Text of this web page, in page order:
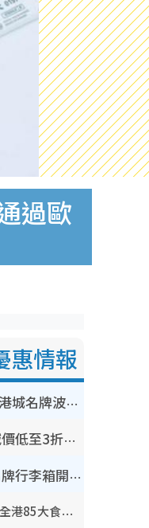
過歐
惠情報
開倉優惠 | 尖沙咀海港城名牌波鞋開倉低至1折！On鞋$899起／Joy&Peace鞋履$98起
CHANEL美妝限時減價低至3折！人氣粉底/唇膏/精華液低至$275！COCO香水都有平
開倉優惠｜尖沙咀名牌行李箱開倉低至4折！一連5日 American Tourister/ace./Hallmark $200起！
【8月生日優惠2026】全港85大食買玩著數攻略 自助餐/火鍋放題同行免費＋誠品/DONKI送現金券